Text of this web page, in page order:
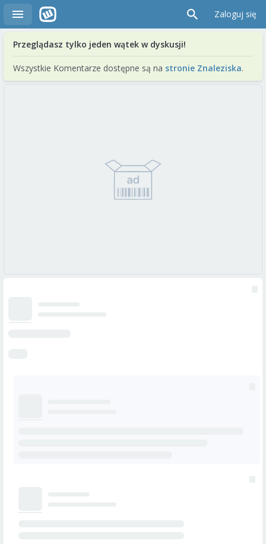
Zaloguj się
Przeglądasz tylko jeden wątek w dyskusji!
Wszystkie Komentarze dostępne są na stronie Znaleziska.